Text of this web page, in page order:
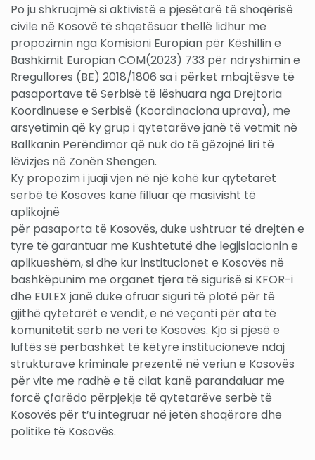
Po ju shkruajmë si aktivistë e pjesëtarë të shoqërisë
civile në Kosovë të shqetësuar thellë lidhur me
propozimin nga Komisioni Europian për Këshillin e
Bashkimit Europian COM(2023) 733 për ndryshimin e
Rregullores (BE) 2018/1806 sa i përket mbajtësve të
pasaportave të Serbisë të lëshuara nga Drejtoria
Koordinuese e Serbisë (Koordinaciona uprava), me
arsyetimin që ky grup i qytetarëve janë të vetmit në
Ballkanin Perëndimor që nuk do të gëzojnë liri të
lëvizjes në Zonën Shengen.
Ky propozim i juaji vjen në një kohë kur qytetarët
serbë të Kosovës kanë filluar që masivisht të
aplikojnë
për pasaporta të Kosovës, duke ushtruar të drejtën e
tyre të garantuar me Kushtetutë dhe legjislacionin e
aplikueshëm, si dhe kur institucionet e Kosovës në
bashkëpunim me organet tjera të sigurisë si KFOR-i
dhe EULEX janë duke ofruar siguri të plotë për të
gjithë qytetarët e vendit, e në veçanti për ata të
komunitetit serb në veri të Kosovës. Kjo si pjesë e
luftës së përbashkët të këtyre institucioneve ndaj
strukturave kriminale prezentë në veriun e Kosovës
për vite me radhë e të cilat kanë parandaluar me
forcë çfarëdo përpjekje të qytetarëve serbë të
Kosovës për t’u integruar në jetën shoqërore dhe
politike të Kosovës.